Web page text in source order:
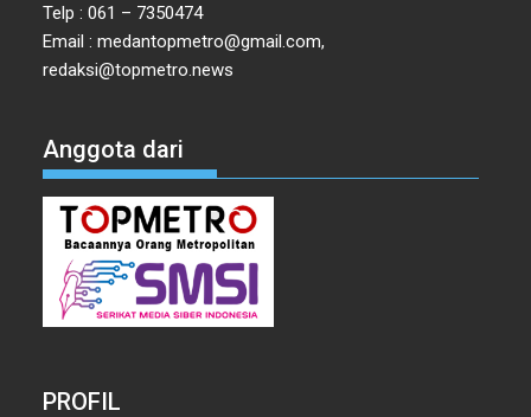
Telp : 061 – 7350474
Email : medantopmetro@gmail.com,
redaksi@topmetro.news
Anggota dari
PROFIL